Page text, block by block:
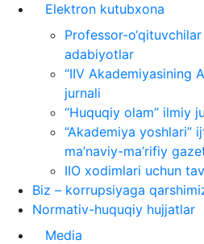
Elektron kutubxona
Professor-
adabiyotlar
“IIV Akademiyasining
jurnali
“Huquqiy olam” ilmiy
“Akademiya yoshlari”
ma’naviy-ma’rifiy
IIO xodimlari uchun
Biz – korrupsiyaga
Normativ-huquqiy hujjatlar
Media